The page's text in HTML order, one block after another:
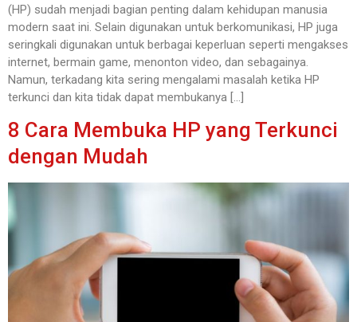
(HP) sudah menjadi bagian penting dalam kehidupan manusia
modern saat ini. Selain digunakan untuk berkomunikasi, HP juga
seringkali digunakan untuk berbagai keperluan seperti mengakses
internet, bermain game, menonton video, dan sebagainya.
Namun, terkadang kita sering mengalami masalah ketika HP
terkunci dan kita tidak dapat membukanya […]
8 Cara Membuka HP yang Terkunci
dengan Mudah